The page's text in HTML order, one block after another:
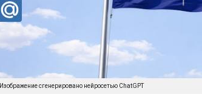
Изображение сгенерировано нейросетью ChatGPT